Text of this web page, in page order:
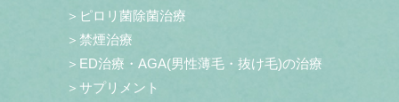
＞ピロリ菌除菌治療
＞禁煙治療
＞ED治療・AGA(男性薄毛・抜け毛)の治療
＞サプリメント